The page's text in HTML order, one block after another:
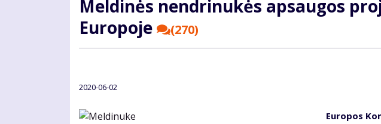
Meldinės nendrinukės apsaugos
Europoje
(270)
2020-06-02
Europos